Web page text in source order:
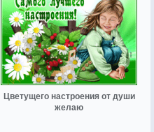
Цветущего настроения от души
желаю